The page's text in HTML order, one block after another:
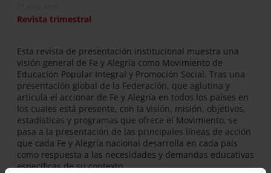
Revista trimestral
Esta revista de presentación institucional muestra una
visión general de Fe y Alegría como Movimiento de
Educación Popular Integral y Promoción Social. Tras una
presentación global de la Federación, que aglutina y
articula el accionar de Fe y Alegría en todos los países en
los cuales está presente, con la visión, misión, objetivos,
estadísticas y programas que ofrece el Movimiento, se
pasa a la presentación de las principales líneas de acción
que cada Fe y Alegría nacional desarrolla en cada país
como respuesta a las necesidades y demandas educativas
específicas de su contexto.